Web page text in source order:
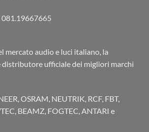
mercato audio e luci italiano, la
ufficiale dei migliori marchi
OSRAM, NEUTRIK, RCF, FBT,
BEAMZ, FOGTEC, ANTARI e